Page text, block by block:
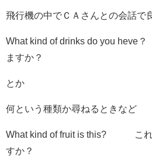
飛行機の中でＣＡさんとの会話で
What kind of drinks do you
ますか？
とか
何という種類か尋ねるときなど
What kind of fruit is this? これ
すか？